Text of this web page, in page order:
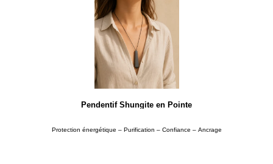
Pendentif Shungite en Pointe
Protection énergétique – Purification – Confiance – Ancrage